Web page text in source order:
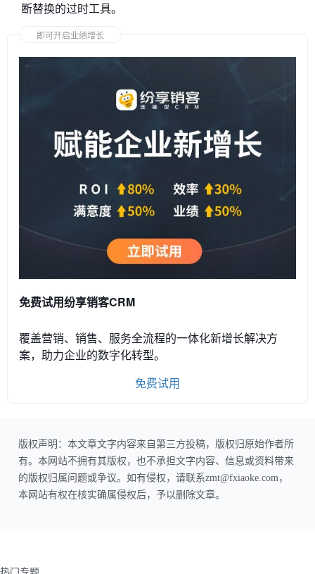
断替换的过时工具。
即可开启业绩增长
免费试用纷享销客CRM
覆盖营销、销售、服务全流程的一体化新增长解决方
案，助力企业的数字化转型。
免费试用
版权声明：本文章文字内容来自第三方投稿，版权归原始作者所
有。本网站不拥有其版权，也不承担文字内容、信息或资料带来
的版权归属问题或争议。如有侵权，请联系zmt@fxiaoke.com，
本网站有权在核实确属侵权后，予以删除文章。